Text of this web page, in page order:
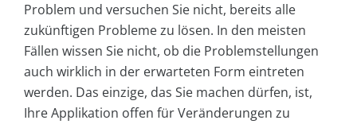
Problem und versuchen Sie nicht, bereits alle
zukünftigen Probleme zu lösen. In den meisten
Fällen wissen Sie nicht, ob die Problemstellungen
auch wirklich in der erwarteten Form eintreten
werden. Das einzige, das Sie machen dürfen, ist,
Ihre Applikation offen für Veränderungen zu